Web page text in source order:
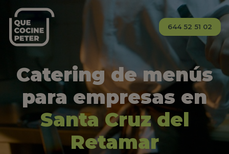
644 52 51 02
Catering de menús
para empresas en
Santa Cruz del
Retamar